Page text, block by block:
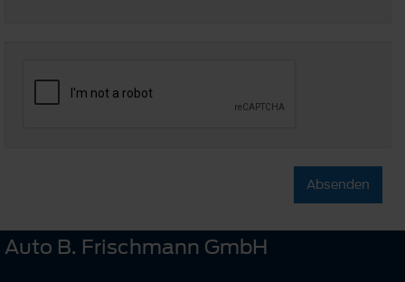
Absenden
Auto B. Frischmann GmbH